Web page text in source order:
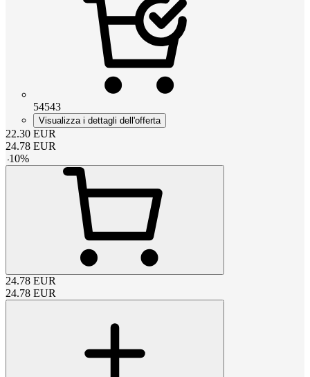
54543
Visualizza i dettagli dell'offerta
22.30 EUR
24.78 EUR
-10%
24.78 EUR
24.78 EUR